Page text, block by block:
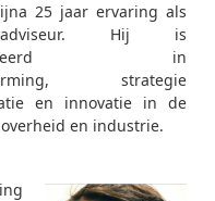
25 jaar ervaring als
Hij is
in
strategie
en innovatie in de
en industrie.